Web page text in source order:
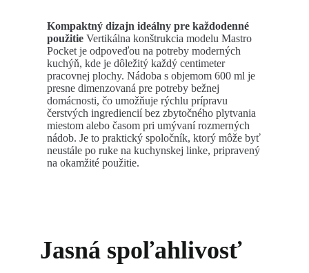
Kompaktný dizajn ideálny pre každodenné
použitie Vertikálna konštrukcia modelu Mastro
Pocket je odpoveďou na potreby moderných
kuchýň, kde je dôležitý každý centimeter
pracovnej plochy. Nádoba s objemom 600 ml je
presne dimenzovaná pre potreby bežnej
domácnosti, čo umožňuje rýchlu prípravu
čerstvých ingrediencií bez zbytočného plytvania
miestom alebo časom pri umývaní rozmerných
nádob. Je to praktický spoločník, ktorý môže byť
neustále po ruke na kuchynskej linke, pripravený
na okamžité použitie.
Jasná spoľahlivosť